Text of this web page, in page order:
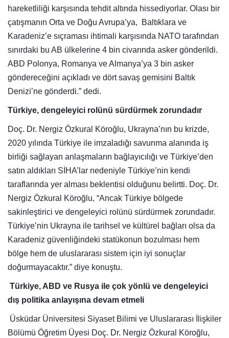
hareketliliği karşısında tehdit altında hissediyorlar. Olası bir
çatışmanın Orta ve Doğu Avrupa’ya, Baltıklara ve
Karadeniz’e sıçraması ihtimali karşısında NATO tarafından
sınırdaki bu AB ülkelerine 4 bin civarında asker gönderildi.
ABD Polonya, Romanya ve Almanya’ya 3 bin asker
göndereceğini açıkladı ve dört savaş gemisini Baltık
Denizi’ne gönderdi.” dedi.
Türkiye, dengeleyici rolünü sürdürmek zorundadır
Doç. Dr. Nergiz Özkural Köroğlu, Ukrayna’nın bu krizde,
2020 yılında Türkiye ile imzaladığı savunma alanında iş
birliği sağlayan anlaşmaların bağlayıcılığı ve Türkiye’den
satın aldıkları SİHA’lar nedeniyle Türkiye’nin kendi
taraflarında yer alması beklentisi olduğunu belirtti. Doç. Dr.
Nergiz Özkural Köroğlu, “Ancak Türkiye bölgede
sakinleştirici ve dengeleyici rolünü sürdürmek zorundadır.
Türkiye’nin Ukrayna ile tarihsel ve kültürel bağları olsa da
Karadeniz güvenliğindeki statükonun bozulması hem
bölge hem de uluslararası sistem için iyi sonuçlar
doğurmayacaktır.” diye konuştu.
Türkiye, ABD ve Rusya ile çok yönlü ve dengeleyici
dış politika anlayışına devam etmeli
Üsküdar Üniversitesi Siyaset Bilimi ve Uluslararası İlişkiler
Bölümü Öğretim Üyesi Doç. Dr. Nergiz Özkural Köroğlu,